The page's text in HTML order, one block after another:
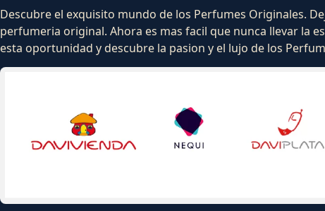
Descubre el exquisito mundo de los Perfumes Originales.
perfumeria original. Ahora es mas facil que nunca llevar la
esta oportunidad y descubre la pasion y el lujo de los